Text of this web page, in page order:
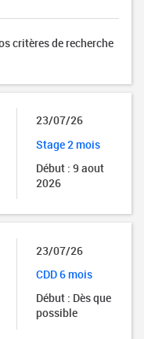
critères de recherche
23/07/26
Stage 2 mois
Début : 9 aout
2026
23/07/26
CDD 6 mois
Début : Dès que
possible